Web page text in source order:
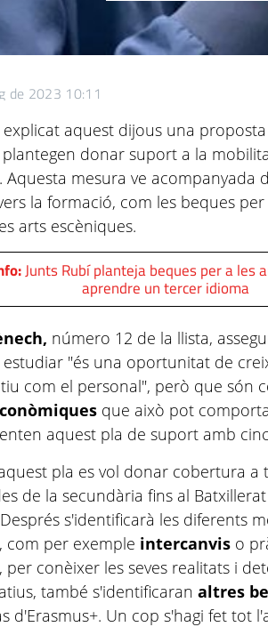
de 2023 10:11
explicat aquest dijous una
donar suport a la
Aquesta mesura ve acompanyada
la formació, com les beques
arts escèniques.
Junts Rubí planteja beques per a les
aprendre un tercer idioma
número 12 de la llista,
"és una oportunitat de
com el personal", però que són
que això pot
aquest pla de suport amb
pla es vol donar cobertura a
de la secundària fins al
s'identificarà les diferents
com per exemple intercanvis o
per conèixer les seves realitats i
també s'identificaranaltres
d'Erasmus+. Un cop s'hagi fet tot